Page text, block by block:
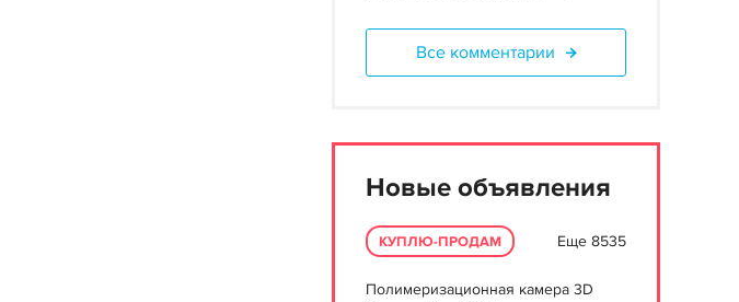
Все комментарии
Новые объявления
КУПЛЮ-ПРОДАМ Еще 8535
Полимеризационная камера 3D